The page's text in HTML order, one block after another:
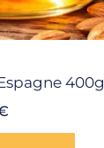
400g